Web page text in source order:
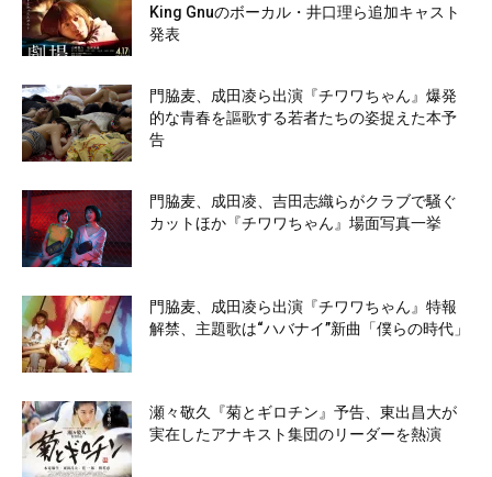
King Gnuのボーカル・井口理ら追加キャスト
発表
門脇麦、成田凌ら出演『チワワちゃん』爆発
的な青春を謳歌する若者たちの姿捉えた本予
告
門脇麦、成田凌、吉田志織らがクラブで騒ぐ
カットほか『チワワちゃん』場面写真一挙
門脇麦、成田凌ら出演『チワワちゃん』特報
解禁、主題歌は“ハバナイ”新曲「僕らの時代」
瀬々敬久『菊とギロチン』予告、東出昌大が
実在したアナキスト集団のリーダーを熱演